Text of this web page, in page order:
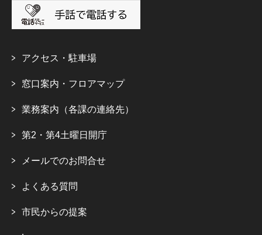
アクセス・駐車場
窓口案内・フロアマップ
業務案内（各課の連絡先）
第2・第4土曜日開庁
メールでのお問合せ
よくある質問
市民からの提案